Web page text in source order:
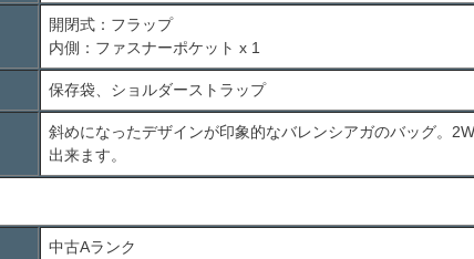
開閉式：フラップ
内側：ファスナーポケット x 1
保存袋、ショルダーストラップ
斜めになったデザインが印象的なバレンシアガのバッグ。
出来ます。
中古Aランク